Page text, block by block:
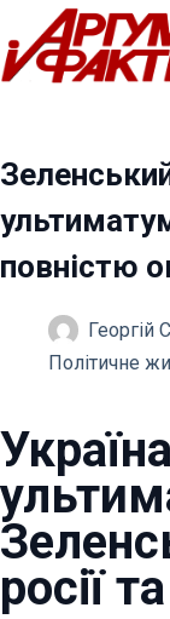
Перейти
до
вмісту
повністю
Георгій
Політичне
росії